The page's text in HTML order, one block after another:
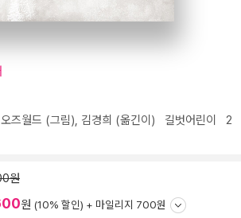
즈월드 (그림), 김경희 (옮긴이) 길벗어린이
2
원
원 (10% 할인) + 마일리지 700원